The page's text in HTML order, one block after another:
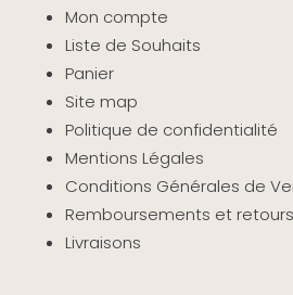
Mon compte
Liste de Souhaits
Panier
Site map
Politique de confidentialité
Mentions Légales
Conditions Générales de
Remboursements et retours
Livraisons